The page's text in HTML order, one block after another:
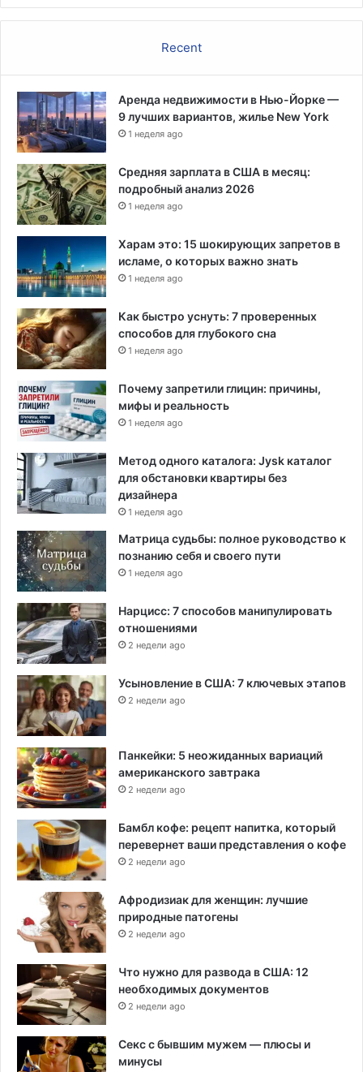
Recent
Аренда недвижимости в Нью-Йорке —
9 лучших вариантов, жилье New York
1 неделя ago
Средняя зарплата в США в месяц:
подробный анализ 2026
1 неделя ago
Харам это: 15 шокирующих запретов в
исламе, о которых важно знать
1 неделя ago
Как быстро уснуть: 7 проверенных
способов для глубокого сна
1 неделя ago
Почему запретили глицин: причины,
мифы и реальность
1 неделя ago
Метод одного каталога: Jysk каталог
для обстановки квартиры без
дизайнера
1 неделя ago
Матрица судьбы: полное руководство к
познанию себя и своего пути
1 неделя ago
Нарцисс: 7 способов манипулировать
отношениями
2 недели ago
Усыновление в США: 7 ключевых этапов
2 недели ago
Панкейки: 5 неожиданных вариаций
американского завтрака
2 недели ago
Бамбл кофе: рецепт напитка, который
перевернет ваши представления о кофе
2 недели ago
Афродизиак для женщин: лучшие
природные патогены
2 недели ago
Что нужно для развода в США: 12
необходимых документов
2 недели ago
Секс с бывшим мужем — плюсы и
минусы